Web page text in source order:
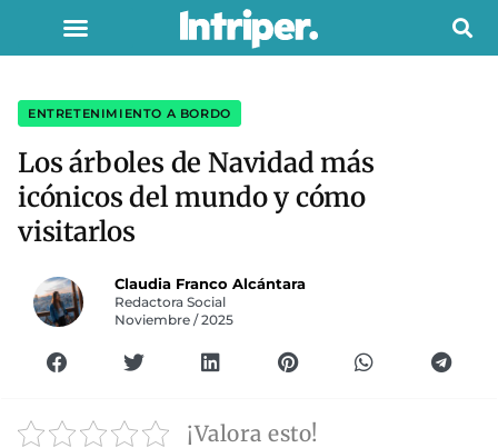
ENTRETENIMIENTO A BORDO
Los árboles de Navidad más
icónicos del mundo y cómo
visitarlos
Claudia Franco Alcántara
Redactora Social
Noviembre / 2025
¡Valora esto!